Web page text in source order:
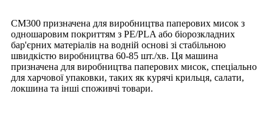
CM300 призначена для виробництва паперових мисок з
одношаровим покриттям з PE/PLA або біорозкладних
бар'єрних матеріалів на водній основі зі стабільною
швидкістю виробництва 60-85 шт./хв. Ця машина
призначена для виробництва паперових мисок, спеціально
для харчової упаковки, таких як курячі крильця, салати,
локшина та інші споживчі товари.